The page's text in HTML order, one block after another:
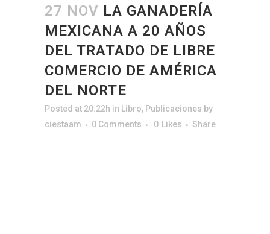
27 NOV LA GANADERÍA
MEXICANA A 20 AÑOS
DEL TRATADO DE LIBRE
COMERCIO DE AMÉRICA
DEL NORTE
Posted at 20:22h in Libro, Publicaciones by
ciestaam
0 Comments 0 Likes Share